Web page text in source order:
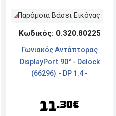
Παρόμοια Βάσει Εικόνας
Κωδικός: 0.320.80225
Γωνιακός Αντάπτορας
DisplayPort 90° - Delock
(66296) - DP 1.4 -
11.30€